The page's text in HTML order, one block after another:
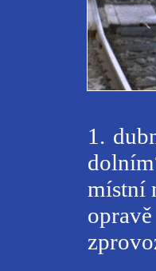
1.
místní